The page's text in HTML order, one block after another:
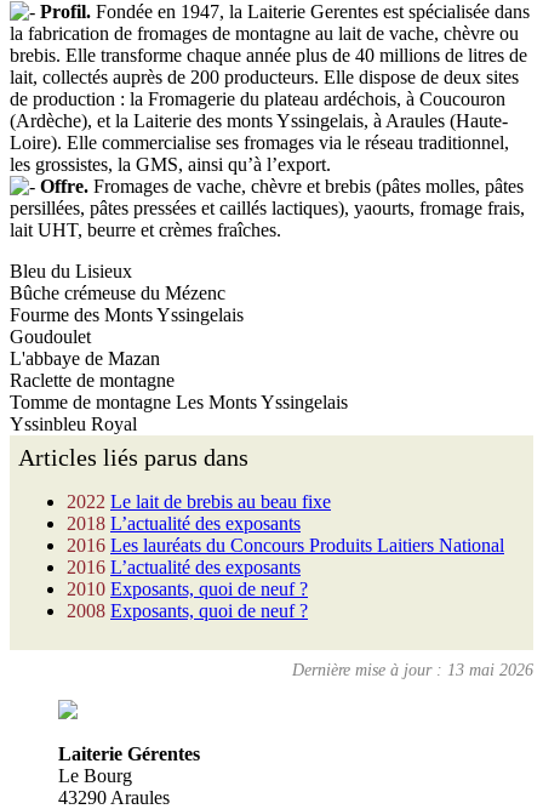
Profil. Fondée en 1947, la Laiterie Gerentes est spécialisée dans
la fabrication de fromages de montagne au lait de vache, chèvre ou
brebis. Elle transforme chaque année plus de 40 millions de litres de
lait, collectés auprès de 200 producteurs. Elle dispose de deux sites
de production : la Fromagerie du plateau ardéchois, à Coucouron
(Ardèche), et la Laiterie des monts Yssingelais, à Araules (Haute-
Loire). Elle commercialise ses fromages via le réseau traditionnel,
les grossistes, la GMS, ainsi qu’à l’export.
Offre. Fromages de vache, chèvre et brebis (pâtes molles, pâtes
persillées, pâtes pressées et caillés lactiques), yaourts, fromage frais,
lait UHT, beurre et crèmes fraîches.
Bleu du Lisieux
Bûche crémeuse du Mézenc
Fourme des Monts Yssingelais
Goudoulet
L'abbaye de Mazan
Raclette de montagne
Tomme de montagne Les Monts Yssingelais
Yssinbleu Royal
Articles liés parus dans
2022 Le lait de brebis au beau fixe
2018 L’actualité des exposants
2016 Les lauréats du Concours Produits Laitiers National
2016 L’actualité des exposants
2010 Exposants, quoi de neuf ?
2008 Exposants, quoi de neuf ?
Dernière mise à jour : 13 mai 2026
Laiterie Gérentes
Le Bourg
43290 Araules